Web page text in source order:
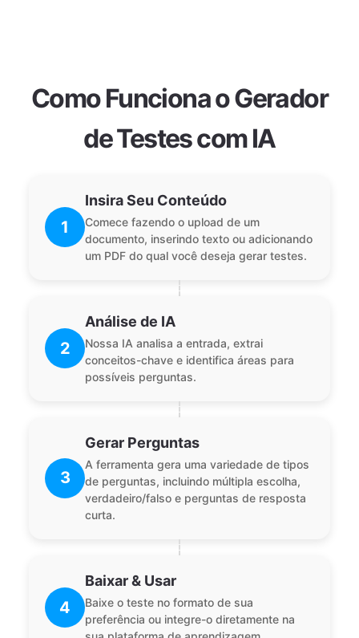
Como Funciona o Gerador
de Testes com IA
1
Insira Seu Conteúdo
Comece fazendo o upload de um
documento, inserindo texto ou adicionando
um PDF do qual você deseja gerar testes.
2
Análise de IA
Nossa IA analisa a entrada, extrai
conceitos-chave e identifica áreas para
possíveis perguntas.
3
Gerar Perguntas
A ferramenta gera uma variedade de tipos
de perguntas, incluindo múltipla escolha,
verdadeiro/falso e perguntas de resposta
curta.
4
Baixar & Usar
Baixe o teste no formato de sua
preferência ou integre-o diretamente na